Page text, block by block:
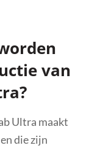
van
Ultra maakt
die zijn